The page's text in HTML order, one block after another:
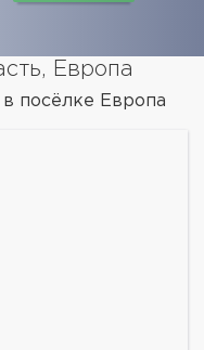
Европа
в посёлке Европа